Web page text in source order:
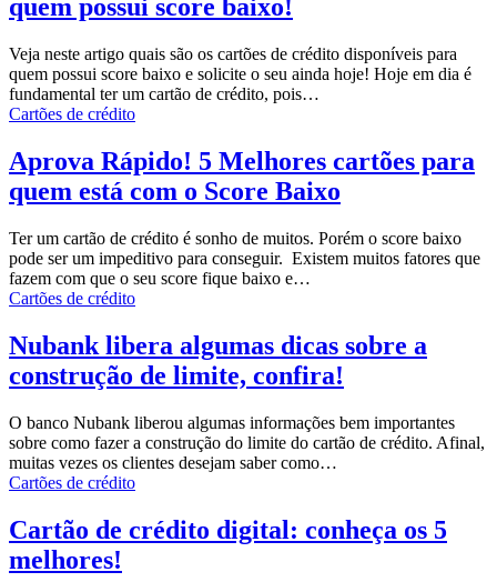
quem possui score baixo!
Veja neste artigo quais são os cartões de crédito disponíveis para
quem possui score baixo e solicite o seu ainda hoje! Hoje em dia é
fundamental ter um cartão de crédito, pois…
Cartões de crédito
Aprova Rápido! 5 Melhores cartões para
quem está com o Score Baixo
Ter um cartão de crédito é sonho de muitos. Porém o score baixo
pode ser um impeditivo para conseguir. Existem muitos fatores que
fazem com que o seu score fique baixo e…
Cartões de crédito
Nubank libera algumas dicas sobre a
construção de limite, confira!
O banco Nubank liberou algumas informações bem importantes
sobre como fazer a construção do limite do cartão de crédito. Afinal,
muitas vezes os clientes desejam saber como…
Cartões de crédito
Cartão de crédito digital: conheça os 5
melhores!